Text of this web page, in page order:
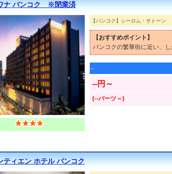
ナ バンコク ※閉業済
【バンコク】シーロム・サトーン
【おすすめポイント】
バンコクの繁華街に近い、
--
--円～
(--バーツ～)
ティエン ホテル バンコク